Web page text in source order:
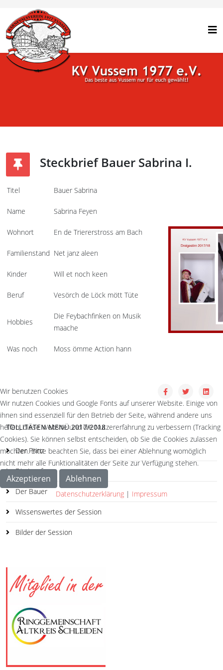
Steckbrief Bauer Sabrina I.
Titel Bauer Sabrina
Name Sabrina Feyen
Wohnort En de Triererstross am Bach
Familienstand Net janz aleen
Kinder Will et noch keen
Beruf Vesörch de Löck mött Tüte
Hobbies
Die Feybachfinken on Musik
maache
Was noch Moss ömme Action hann
TOLLITÄTEN MENÜ 2017/2018
Der Prinz
Die Jungfrau
Der Bauer
Wissenswertes der Session
Bilder der Session
Wir benutzen Cookies
Wir nutzen Cookies und Google Fonts auf unserer Website. Einige von
ihnen sind essenziell für den Betrieb der Seite, während andere uns
helfen, diese Website und die Nutzererfahrung zu verbessern (Tracking
Cookies). Sie können selbst entscheiden, ob Sie die Cookies zulassen
möchten. Bitte beachten Sie, dass bei einer Ablehnung womöglich
nicht mehr alle Funktionalitäten der Seite zur Verfügung stehen.
Akzeptieren Ablehnen
Datenschutzerklärung | Impressum